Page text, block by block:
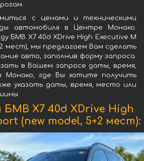
с ценами и техническими
автомобиля в Центре Монако.
БМВ X7 40d XDrive High Executive M
мест), мы предлагаем Вам сделать
авто, заполнив форму запроса.
в Вашем запросе даты, время,
Монако, где Вы хотите получить
указать даты, время, место или
X7 40d XDrive High
(new model, 5+2 мест):